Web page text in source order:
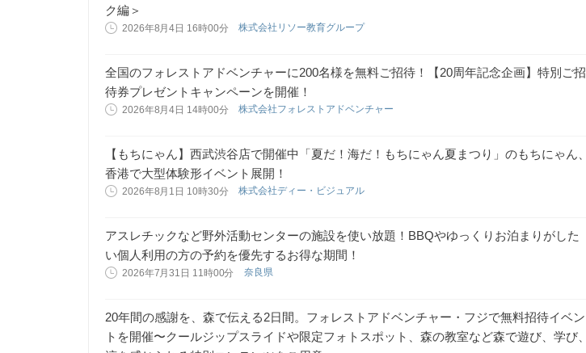
ク編＞
2026年8月4日 16時00分 株式会社リソー教育グループ
全国のフォレストアドベンチャーに200名様を無料ご招待！【20周年記念企画】特別ご招
待券プレゼントキャンペーンを開催！
2026年8月4日 14時00分 株式会社フォレストアドベンチャー
【もちにゃん】西武渋谷店で開催中「夏だ！海だ！もちにゃん夏まつり」のもちにゃん、
香港で大型体験形イベント展開！
2026年8月1日 10時30分 株式会社ディー・ビジュアル
アスレチックなど野外活動センターの施設を使い放題！BBQやゆっくりお泊まりがした
い個人利用の方の予約を優先するお得な期間！
2026年7月31日 11時00分 奈良県
20年間の感謝を、森で伝える2日間。フォレストアドベンチャー・フジで無料招待イベン
トを開催〜クールジップスライドや限定フォトスポット、森の教室など森で遊び、学び、